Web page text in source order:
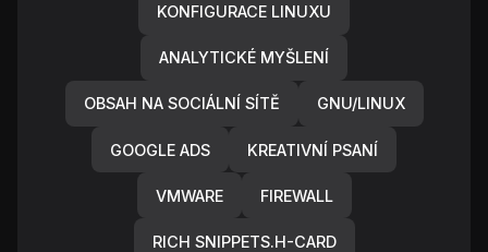
KONFIGURACE LINUXU
ANALYTICKÉ MYŠLENÍ
OBSAH NA SOCIÁLNÍ SÍTĚ GNU/LINUX
GOOGLE ADS KREATIVNÍ PSANÍ
VMWARE FIREWALL
RICH SNIPPETS.H-CARD